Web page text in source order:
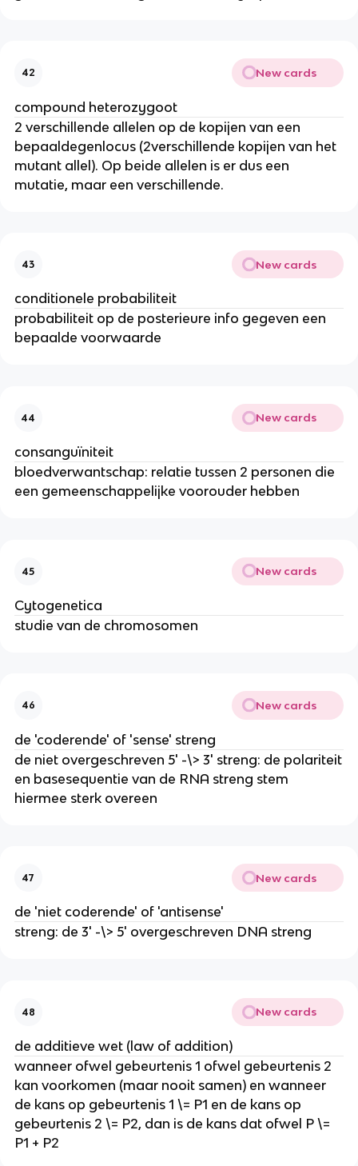
42 New cards
compound heterozygoot
2 verschillende allelen op de kopijen van een
bepaaldegenlocus (2verschillende kopijen van het
mutant allel). Op beide allelen is er dus een
mutatie, maar een verschillende.
43 New cards
conditionele probabiliteit
probabiliteit op de posterieure info gegeven een
bepaalde voorwaarde
44 New cards
consanguïniteit
bloedverwantschap: relatie tussen 2 personen die
een gemeenschappelijke voorouder hebben
45 New cards
Cytogenetica
studie van de chromosomen
46 New cards
de 'coderende' of 'sense' streng
de niet overgeschreven 5' -\> 3' streng: de polariteit
en basesequentie van de RNA streng stem
hiermee sterk overeen
47 New cards
de 'niet coderende' of 'antisense'
streng: de 3' -\> 5' overgeschreven DNA streng
48 New cards
de additieve wet (law of addition)
wanneer ofwel gebeurtenis 1 ofwel gebeurtenis 2
kan voorkomen (maar nooit samen) en wanneer
de kans op gebeurtenis 1 \= P1 en de kans op
gebeurtenis 2 \= P2, dan is de kans dat ofwel P \=
P1 + P2